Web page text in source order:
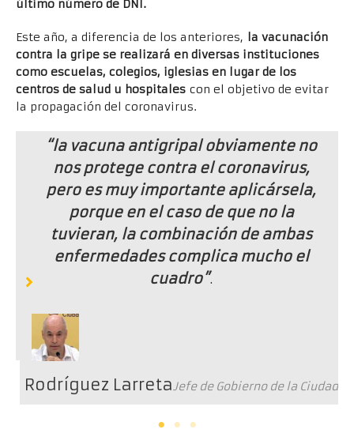
último número de DNI.
Este año, a diferencia de los anteriores, la vacunación
contra la gripe se realizará en diversas instituciones
como escuelas, colegios, iglesias en lugar de los
centros de salud u hospitales con el objetivo de evitar
la propagación del coronavirus.
“la vacuna antigripal obviamente no
nos protege contra el coronavirus,
pero es muy importante aplicársela,
porque en el caso de que no la
tuvieran, la combinación de ambas
enfermedades complica mucho el
cuadro”.
Rodríguez LarretaJefe de Gobierno de la Ciudad